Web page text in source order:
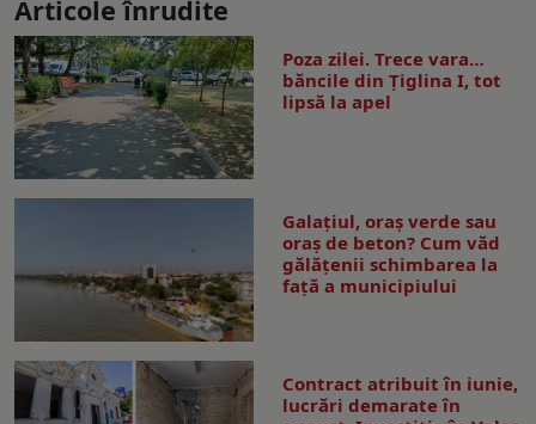
Articole înrudite
Poza zilei. Trece vara…
băncile din Ţiglina I, tot
lipsă la apel
Galațiul, oraș verde sau
oraș de beton? Cum văd
gălățenii schimbarea la
față a municipiului
Contract atribuit în iunie,
lucrări demarate în